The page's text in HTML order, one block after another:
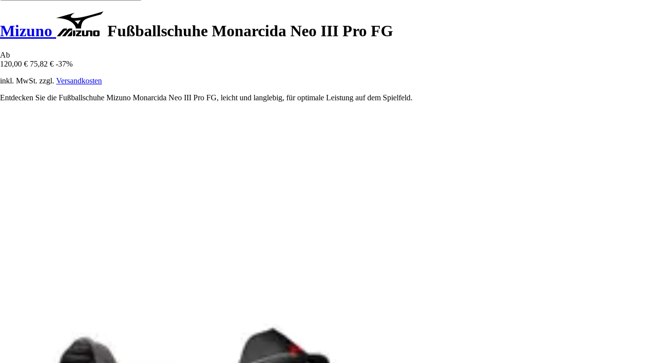
Mizuno Fußballschuhe Monarcida Neo III Pro FG
Ab
120,00 € 75,82 € -37%
inkl. MwSt. zzgl. Versandkosten
Entdecken Sie die Fußballschuhe Mizuno Monarcida Neo III Pro FG, leicht und langlebig, für optimale Leistung auf dem Spielfeld.